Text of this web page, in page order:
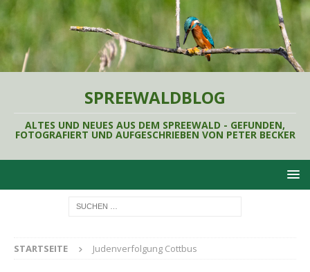
SPREEWALDBLOG
ALTES UND NEUES AUS DEM SPREEWALD - GEFUNDEN,
FOTOGRAFIERT UND AUFGESCHRIEBEN VON PETER BECKER
STARTSEITE Judenverfolgung Cottbus